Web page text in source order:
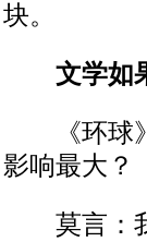
块。
文学如
《环球》
影响最大？
莫言：我